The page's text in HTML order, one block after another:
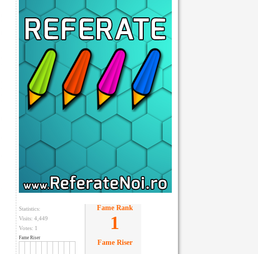
Statistics:
Visits: 4,449
Votes: 1
Fame Riser
Fame Rank
1
Fame Riser